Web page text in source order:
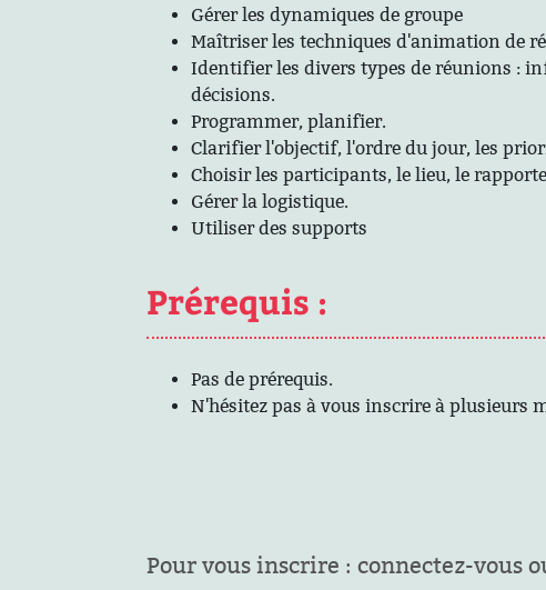
Gérer les dynamiques de groupe
Maîtriser les techniques d'animation de
Identifier les divers types de réunions :
décisions.
Programmer, planifier.
Clarifier l'objectif, l'ordre du jour, les
Choisir les participants, le lieu, le
Gérer la logistique.
Utiliser des supports
Prérequis :
Pas de prérequis.
N'hésitez pas à vous inscrire à plusieurs
Pour vous inscrire : connectez-vous